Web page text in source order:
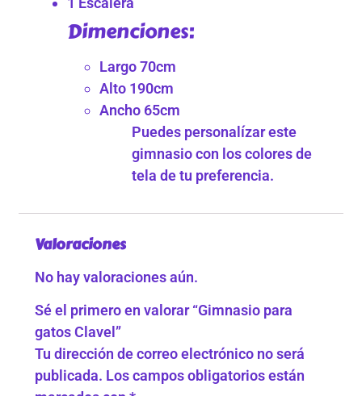
Dimenciones:
Largo 70cm
Alto 190cm
Ancho 65cm
Puedes personalízar este
gimnasio con los colores de
tela de tu preferencia.
Valoraciones
No hay valoraciones aún.
Sé el primero en valorar “Gimnasio para
gatos Clavel”
Tu dirección de correo electrónico no será
publicada. Los campos obligatorios están